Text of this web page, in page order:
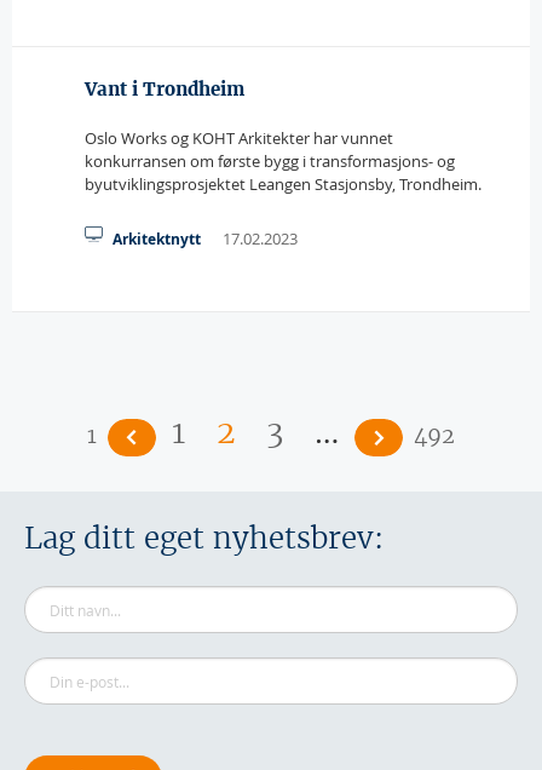
Vant i Trondheim
Oslo Works og KOHT Arkitekter har vunnet
konkurransen om første bygg i transformasjons- og
byutviklingsprosjektet Leangen Stasjonsby, Trondheim.
Arkitektnytt 17.02.2023
1 1 2 3 … 492
Lag ditt eget nyhetsbrev: